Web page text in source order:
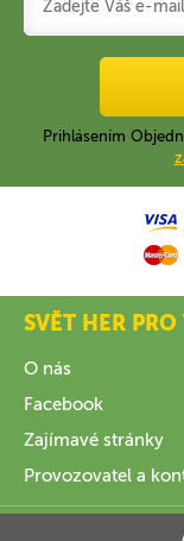
Prihlásením
SVĚT HER PRO
O nás
Facebook
Zajímavé stránky
Provozovatel a